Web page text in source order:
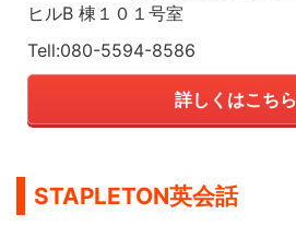
ヒルB 棟１０１号室
Tell:080-5594-8586
詳しくはこちら
STAPLETON英会話